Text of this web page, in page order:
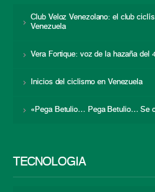
Club Veloz Venezolano: el club
Venezuela
Vera Fortique: voz de la hazaña del
Inicios del ciclismo en Venezuela
«Pega Betulio… Pega Betulio… Se
TECNOLOGÍA